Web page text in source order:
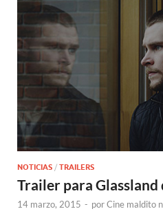
NOTICIAS / TRAILERS
Trailer para
14 marzo, 2015 - porCine maldito